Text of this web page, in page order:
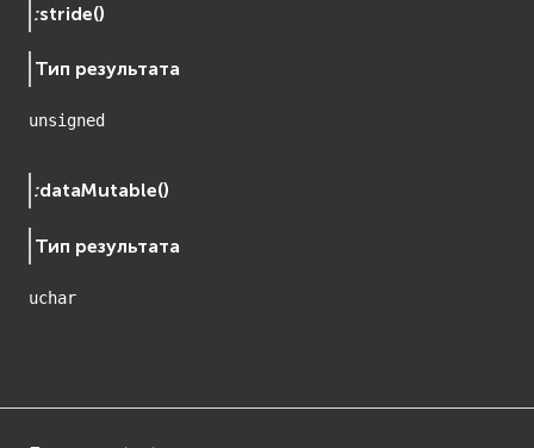
:stride()
Тип результата
unsigned
:dataMutable()
Тип результата
uchar